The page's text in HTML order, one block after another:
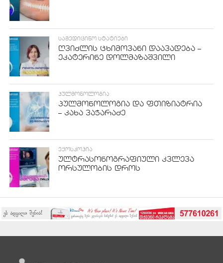
ᲡᲐᲛᲔᲓᲘᲪᲘᲜᲝ ᲡᲢᲐᲢᲘᲔᲑᲘ
ღვიძლის ცხიმოვანი დაავადება –
ეკატერინე დოლმაზაშვილი
ᲞᲣᲚᲛᲝᲜᲝᲚᲝᲒᲘᲐ
პულმონოლოგია და ფთიზიატრია
– კახა ვაჭარაძე
ᲔᲥᲝᲡᲙᲝᲞᲘᲐ
ულტრასონოგრაფიული კვლევა
ორსულობის დროს